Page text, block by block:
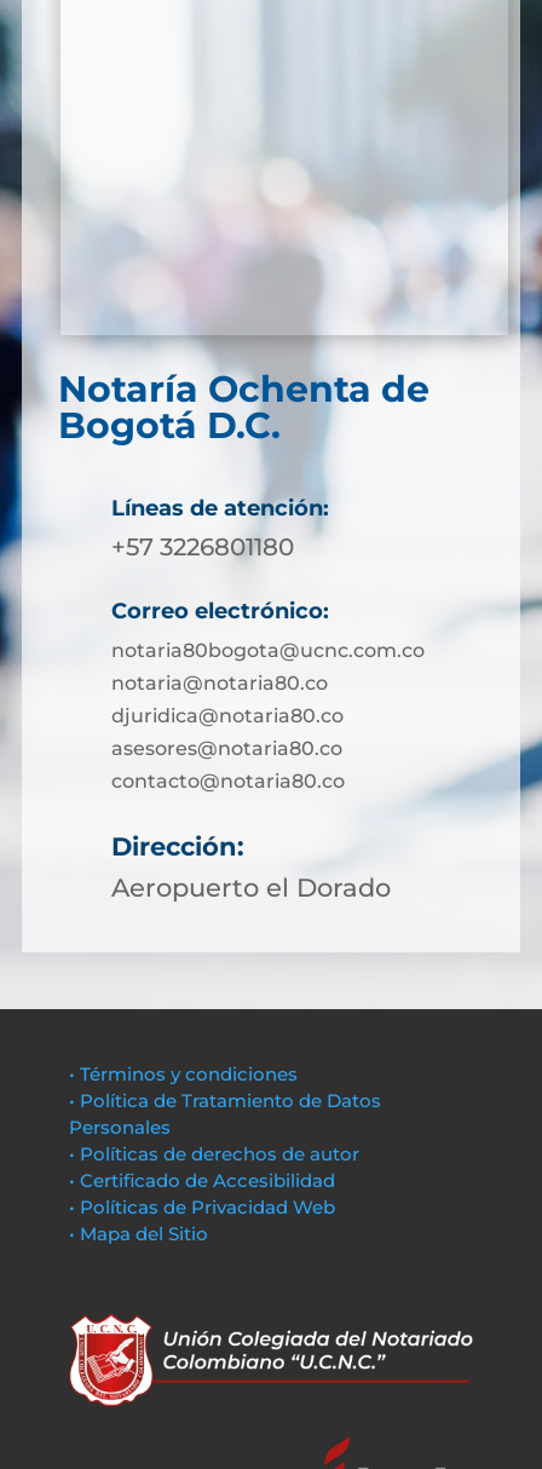
Notaría Ochenta de
Bogotá D.C.
Líneas de atención:
+57 3226801180
Correo electrónico:
notaria80bogota@ucnc.com.co
notaria@notaria80.co
djuridica@notaria80.co
asesores@notaria80.co
contacto@notaria80.co ​
Dirección:
Aeropuerto el Dorado
• Términos y condiciones
• Política de Tratamiento de Datos
Personales
• Políticas de derechos de autor
• Certificado de Accesibilidad
• Políticas de Privacidad Web
• Mapa del Sitio